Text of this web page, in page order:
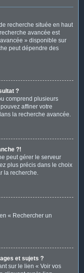
recherche située en haut
avancée est
» disponible sur
peut dépendre des
?
comprend plusieurs
affiner votre
la recherche avancée.
?!
peut gérer le serveur
plus précis dans le choix
la recherche.
« Rechercher un
et sujets ?
sur le lien « Voir vos